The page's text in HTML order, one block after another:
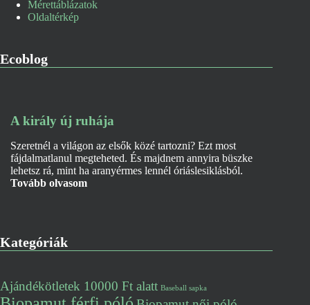
Mérettáblázatok
Oldaltérkép
Ecoblog
A király új ruhája
Szeretnél a világon az elsők közé tartozni? Ezt most
fájdalmatlanul megteheted. És majdnem annyira büszke
lehetsz rá, mint ha aranyérmes lennél óriáslesiklásból.
Tovább olvasom
Kategóriák
Ajándékötletek 10000 Ft alatt Baseball sapka